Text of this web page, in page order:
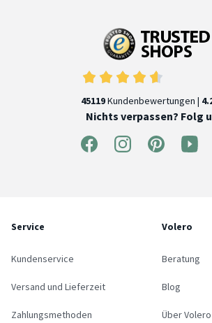
45119Kundenbewertungen |
Nichts verpassen? Folg
Service
Kundenservice
Versand und Lieferzeit
Zahlungsmethoden
Volero
Beratung
Blog
Über Volero